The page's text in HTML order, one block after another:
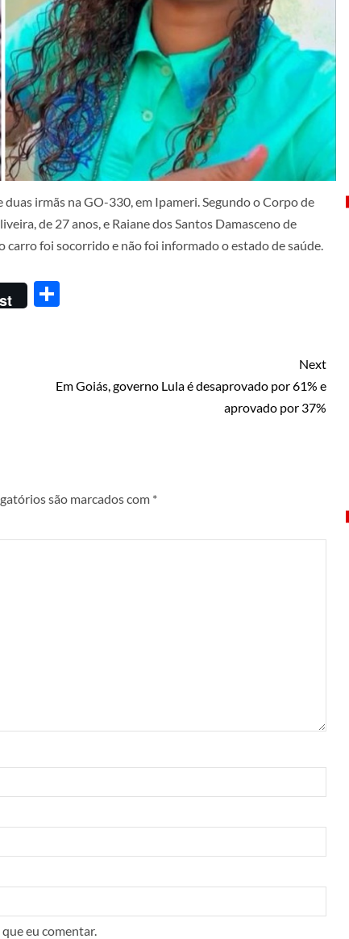
irmãs na GO-330, em Ipameri. Segundo o Corpo de
de 27 anos, e Raiane dos Santos Damasceno de
foi socorrido e não foi informado o estado de saúde.
Next
Em Goiás, governo Lula é desaprovado por 61% e
aprovado por 37%
são marcados com *
eu comentar.